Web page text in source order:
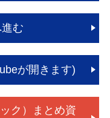
む
が開きます)
ク）まとめ資